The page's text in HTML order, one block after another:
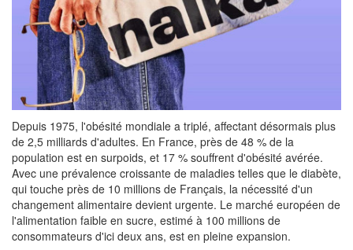
Depuis 1975, l'obésité mondiale a triplé, affectant désormais plus
de 2,5 milliards d'adultes. En France, près de 48 % de la
population est en surpoids, et 17 % souffrent d'obésité avérée.
Avec une prévalence croissante de maladies telles que le diabète,
qui touche près de 10 millions de Français, la nécessité d'un
changement alimentaire devient urgente. Le marché européen de
l'alimentation faible en sucre, estimé à 100 millions de
consommateurs d'ici deux ans, est en pleine expansion.